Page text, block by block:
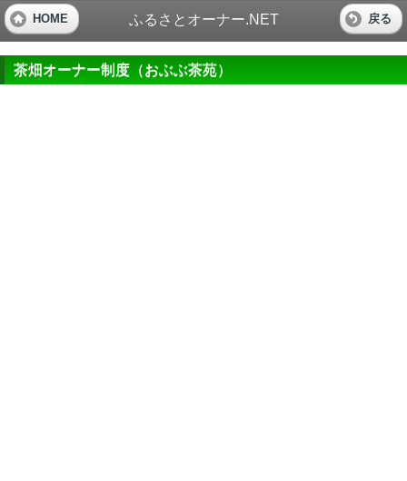
HOME ふるさとオーナー.NET 戻る
茶畑オーナー制度（おぶぶ茶苑）